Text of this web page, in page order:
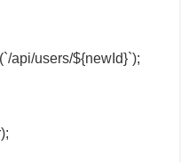
api/users/${newId}`);